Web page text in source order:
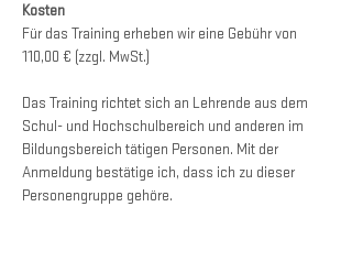
Kosten
Für das Training erheben wir eine Gebühr von
110,00 € (zzgl. MwSt.)
Das Training richtet sich an Lehrende aus dem
Schul- und Hochschulbereich und anderen im
Bildungsbereich tätigen Personen. Mit der
Anmeldung bestätige ich, dass ich zu dieser
Personengruppe gehöre.